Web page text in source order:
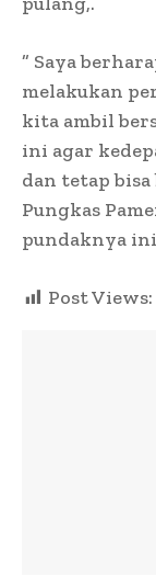
” Saya
melakukan
kita ambil
ini agar
dan tetap
Pungkas
pundaknya
Post Views: